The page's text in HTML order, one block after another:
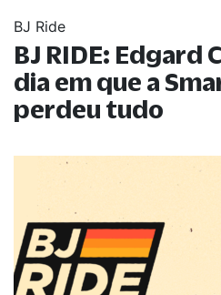
BJ Ride
BJ RIDE: Edgard
dia em que a
perdeu tudo